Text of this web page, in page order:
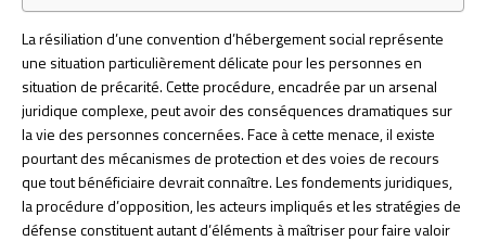
La résiliation d’une convention d’hébergement social représente
une situation particulièrement délicate pour les personnes en
situation de précarité. Cette procédure, encadrée par un arsenal
juridique complexe, peut avoir des conséquences dramatiques sur
la vie des personnes concernées. Face à cette menace, il existe
pourtant des mécanismes de protection et des voies de recours
que tout bénéficiaire devrait connaître. Les fondements juridiques,
la procédure d’opposition, les acteurs impliqués et les stratégies de
défense constituent autant d’éléments à maîtriser pour faire valoir